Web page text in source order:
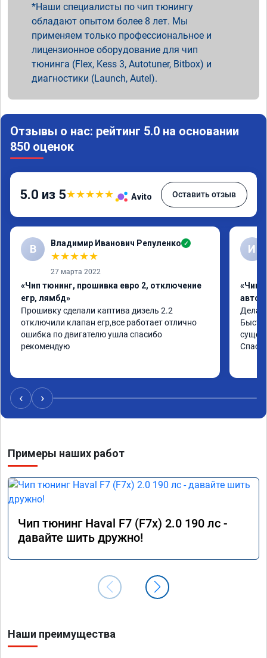
Наши специалисты по чип тюнингу
обладают опытом более 8 лет. Мы
применяем только профессиональное и
лицензионное оборудование для чип
тюнинга (Flex, Kess 3, Autotuner, Bitbox) и
диагностики (Launch, Autel).
Отзывы о нас: рейтинг 5.0 на основании
850 оценок
5.0 из 5★★★★★ Avito Оставить отзыв
В Владимир Иванович Репуленко ✓
★★★★★
27 марта 2022
«Чип тюнинг, прошивка евро 2, отключение
егр, лямбд»
Прошивку сделали каптива дизель 2.2
отключили клапан егр,все работает отлично
ошибка по двигателю ушла спасибо
рекомендую
И
«Чип
‹ ›
Примеры наших работ
Чип тюнинг Haval F7 (F7x) 2.0 190 лс -
давайте шить дружно!
Наши преимущества